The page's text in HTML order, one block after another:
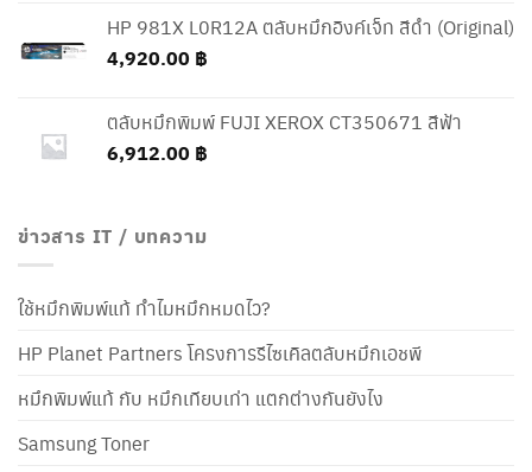
HP 981X L0R12A ตลับหมึกอิงค์เจ็ท สีดำ (Original)
4,920.00 ฿
ตลับหมึกพิมพ์ FUJI XEROX CT350671 สีฟ้า
6,912.00 ฿
ข่าวสาร IT / บทความ
ใช้หมึกพิมพ์แท้ ทำไมหมึกหมดไว?
HP Planet Partners โครงการรีไซเคิลตลับหมึกเอชพี
หมึกพิมพ์แท้ กับ หมึกเทียบเท่า แตกต่างกันยังไง
Samsung Toner